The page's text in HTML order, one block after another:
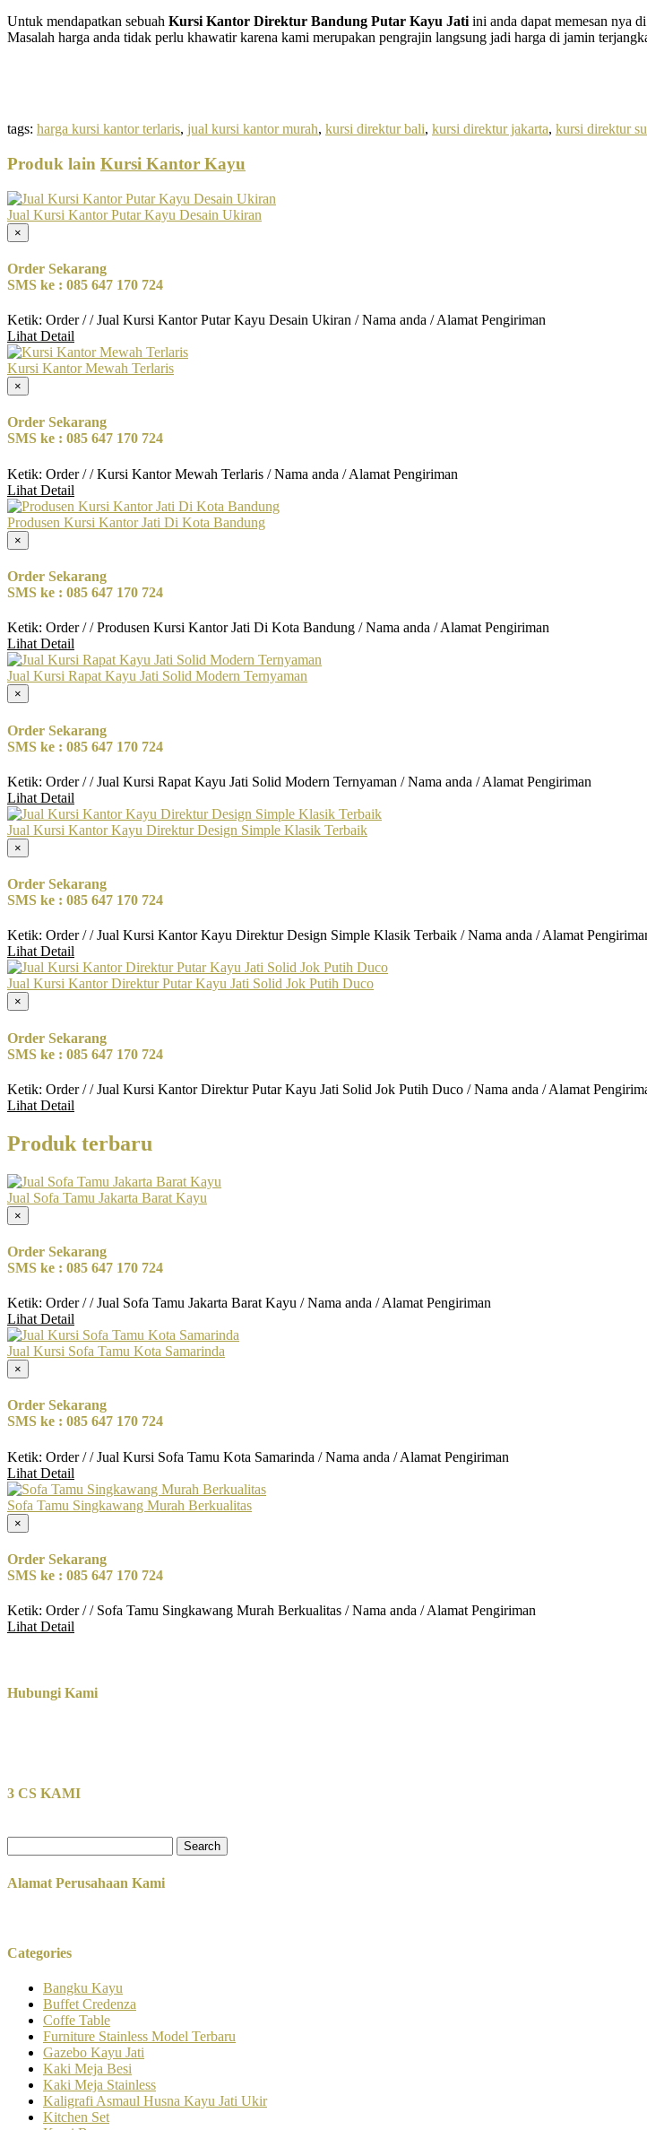
Untuk mendapatkan sebuah Kursi Kantor Direktur Bandung Putar Kayu Jati ini anda dapat memesan nya
Masalah harga anda tidak perlu khawatir karena kami merupakan pengrajin langsung jadi harga di jamin
tags: harga kursi kantor terlaris, jual kursi kantor murah, kursi direktur bali, kursi direktur jakarta, kursi direktur
Produk lain Kursi Kantor Kayu
Jual Kursi Kantor Putar Kayu Desain Ukiran
×
Order Sekarang
SMS ke : 085 647 170 724
Ketik: Order / / Jual Kursi Kantor Putar Kayu Desain Ukiran / Nama anda / Alamat Pengiriman
Lihat Detail
Kursi Kantor Mewah Terlaris
×
Order Sekarang
SMS ke : 085 647 170 724
Ketik: Order / / Kursi Kantor Mewah Terlaris / Nama anda / Alamat Pengiriman
Lihat Detail
Produsen Kursi Kantor Jati Di Kota Bandung
×
Order Sekarang
SMS ke : 085 647 170 724
Ketik: Order / / Produsen Kursi Kantor Jati Di Kota Bandung / Nama anda / Alamat Pengiriman
Lihat Detail
Jual Kursi Rapat Kayu Jati Solid Modern Ternyaman
×
Order Sekarang
SMS ke : 085 647 170 724
Ketik: Order / / Jual Kursi Rapat Kayu Jati Solid Modern Ternyaman / Nama anda / Alamat Pengiriman
Lihat Detail
Jual Kursi Kantor Kayu Direktur Design Simple Klasik Terbaik
×
Order Sekarang
SMS ke : 085 647 170 724
Ketik: Order / / Jual Kursi Kantor Kayu Direktur Design Simple Klasik Terbaik / Nama anda / Alamat
Lihat Detail
Jual Kursi Kantor Direktur Putar Kayu Jati Solid Jok Putih Duco
×
Order Sekarang
SMS ke : 085 647 170 724
Ketik: Order / / Jual Kursi Kantor Direktur Putar Kayu Jati Solid Jok Putih Duco / Nama anda / Alamat
Lihat Detail
Produk terbaru
Jual Sofa Tamu Jakarta Barat Kayu
×
Order Sekarang
SMS ke : 085 647 170 724
Ketik: Order / / Jual Sofa Tamu Jakarta Barat Kayu / Nama anda / Alamat Pengiriman
Lihat Detail
Jual Kursi Sofa Tamu Kota Samarinda
×
Order Sekarang
SMS ke : 085 647 170 724
Ketik: Order / / Jual Kursi Sofa Tamu Kota Samarinda / Nama anda / Alamat Pengiriman
Lihat Detail
Sofa Tamu Singkawang Murah Berkualitas
×
Order Sekarang
SMS ke : 085 647 170 724
Ketik: Order / / Sofa Tamu Singkawang Murah Berkualitas / Nama anda / Alamat Pengiriman
Lihat Detail
Hubungi Kami
3 CS KAMI
for:
Alamat Perusahaan Kami
Categories
Bangku Kayu
Buffet Credenza
Coffe Table
Furniture Stainless Model Terbaru
Gazebo Kayu Jati
Kaki Meja Besi
Kaki Meja Stainless
Kaligrafi Asmaul Husna Kayu Jati Ukir
Kitchen Set